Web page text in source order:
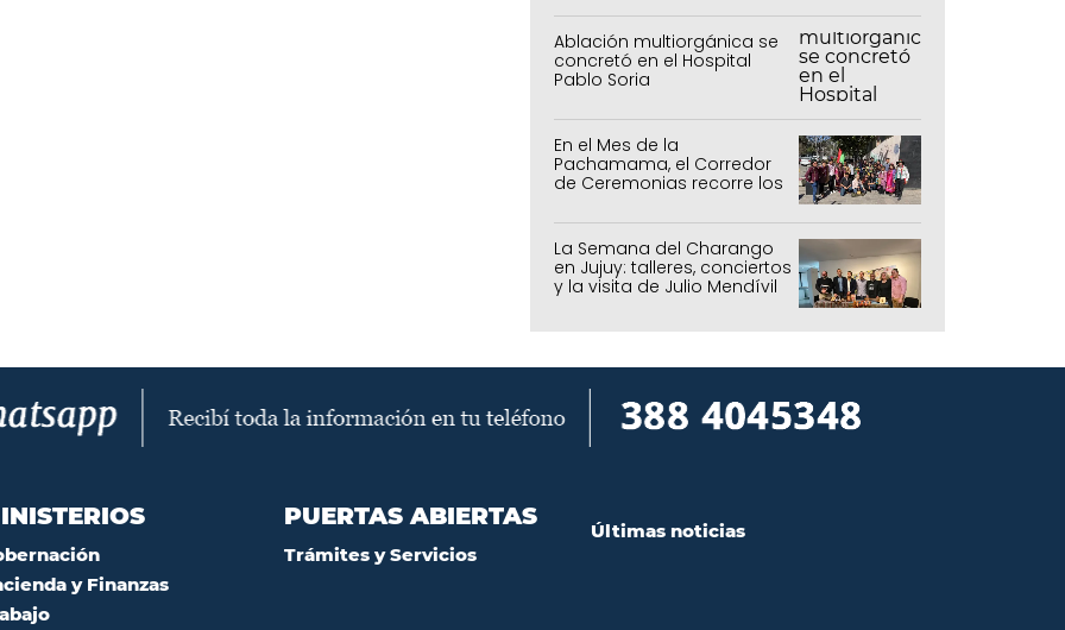
Ablación multiorgánica se
concretó en el Hospital
Pablo Soria
En el Mes de la
Pachamama, el Corredor
de Ceremonias recorre los
capital
La Semana del Charango
en Jujuy: talleres, conciertos
y la visita de Julio Mendívil
y Finanzas
PUERTAS ABIERTAS
Trámites y Servicios
Últimas noticias